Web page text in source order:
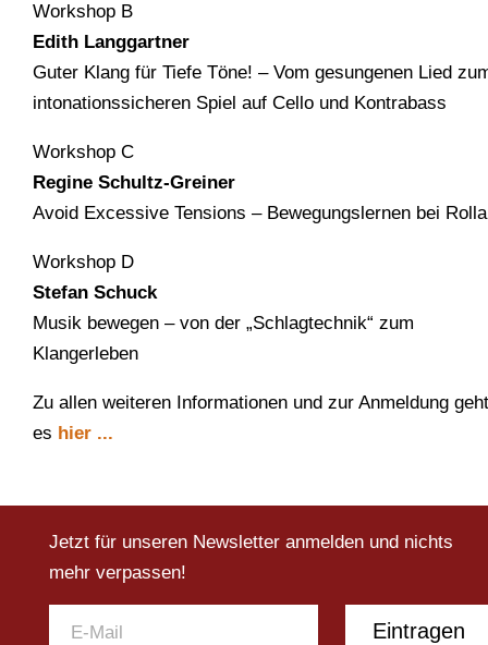
Workshop B
Edith Langgartner
Guter Klang für Tiefe Töne! – Vom gesungenen Lied
intonationssicheren Spiel auf Cello und Kontrabass
Workshop C
Regine Schultz-Greiner
Avoid Excessive Tensions – Bewegungslernen bei
Workshop D
Stefan Schuck
Musik bewegen – von der „Schlagtechnik“ zum
Klangerleben
Zu allen weiteren Informationen und zur Anmeldung geht
es hier ...
Jetzt für unseren Newsletter anmelden und nichts
mehr verpassen!
Eintragen